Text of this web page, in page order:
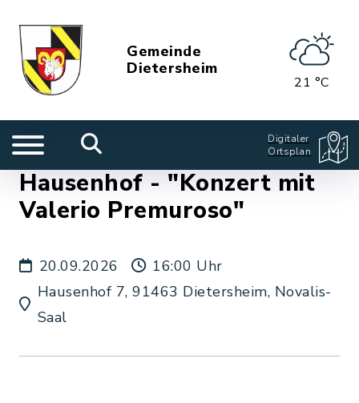
Gemeinde
Dietersheim
21 °C
Digitaler
Ortsplan
Hausenhof - "Konzert mit
Valerio Premuroso"
20.09.2026
16:00 Uhr
Hausenhof 7, 91463 Dietersheim, Novalis-
Saal